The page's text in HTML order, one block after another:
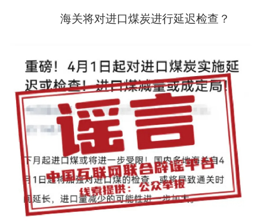
海关将对进口煤炭进行延迟检查？